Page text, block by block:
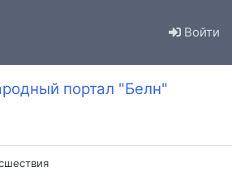
Войти
портал "Белн"